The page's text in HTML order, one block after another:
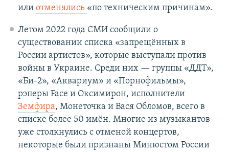
или отменялись «по техническим причинам».
Летом 2022 года СМИ сообщили о
существовании списка «запрещённых в
России артистов», которые выступали против
войны в Украине. Среди них — группы «ДДТ»,
«Би-2», «Аквариум» и «Порнофильмы»,
рэперы Face и Оксимирон, исполнители
Земфира, Монеточка и Вася Обломов, всего в
списке более 50 имён. Многие из музыкантов
уже столкнулись с отменой концертов,
некоторые были признаны Минюстом России